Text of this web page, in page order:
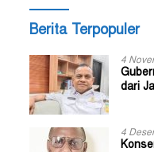
Berita Terpopuler
4
dari
4